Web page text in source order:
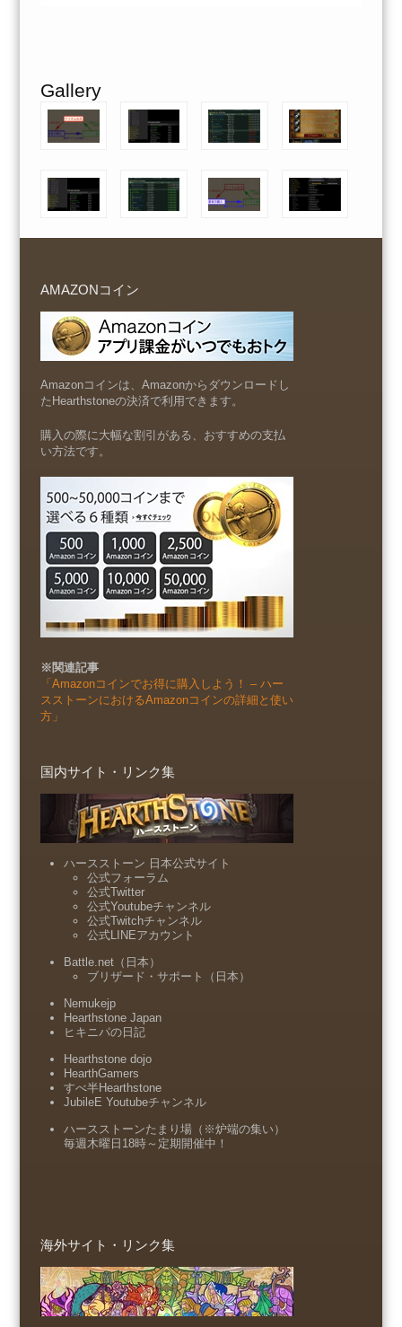
Gallery
AMAZONコイン
Amazonコインは、Amazonからダウンロードし
たHearthstoneの決済で利用できます。
購入の際に大幅な割引がある、おすすめの支払
い方法です。
※関連記事
「Amazonコインでお得に購入しよう！ – ハー
スストーンにおけるAmazonコインの詳細と使い
方」
国内サイト・リンク集
ハースストーン 日本公式サイト
公式フォーラム
公式Twitter
公式Youtubeチャンネル
公式Twitchチャンネル
公式LINEアカウント
Battle.net（日本）
ブリザード・サポート（日本）
Nemukejp
Hearthstone Japan
ヒキニパの日記
Hearthstone dojo
HearthGamers
すべ半Hearthstone
JubileE Youtubeチャンネル
ハースストーンたまり場（※炉端の集い）
毎週木曜日18時～定期開催中！
海外サイト・リンク集